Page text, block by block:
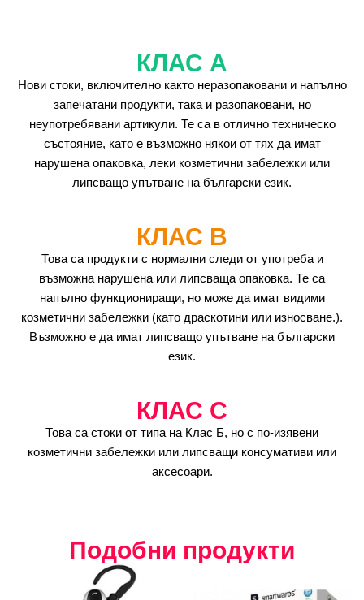
КЛАС А
Нови стоки, включително както неразопаковани и напълно
запечатани продукти, така и разопаковани, но
неупотребявани артикули. Те са в отлично техническо
състояние, като е възможно някои от тях да имат
нарушена опаковка, леки козметични забележки или
липсващо упътване на български език.
КЛАС B
Това са продукти с нормални следи от употреба и
възможна нарушена или липсваща опаковка. Те са
напълно функциониращи, но може да имат видими
козметични забележки (като драскотини или износване.).
Възможно е да имат липсващо упътване на български
език.
КЛАС C
Това са стоки от типа на Клас Б, но с по-изявени
козметични забележки или липсващи консумативи или
аксесоари.
Подобни продукти